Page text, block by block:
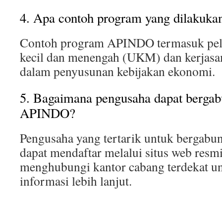
4. Apa contoh program yang
Contoh program APINDO termasuk
kecil dan menengah (UKM) dan
dalam penyusunan kebijakan ekonomi.
5. Bagaimana pengusaha dapat
APINDO?
Pengusaha yang tertarik untuk
dapat mendaftar melalui situs web
menghubungi kantor cabang terdekat
informasi lebih lanjut.